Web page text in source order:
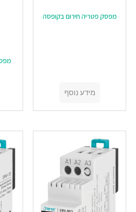
מפסק פטריה חירום בקופסה
מידע נוסף